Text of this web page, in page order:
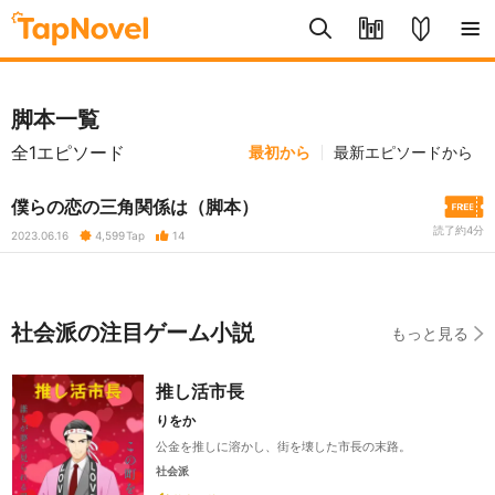
脚本一覧
全1エピソード 最初から 最新エピソードから
僕らの恋の三角関係は（脚本）
2023.06.16 4,599Tap 14 読了約4分
社会派の注目ゲーム小説 もっと見る
推し活市長
りをか
公金を推しに溶かし、街を壊した市長の末路。
社会派